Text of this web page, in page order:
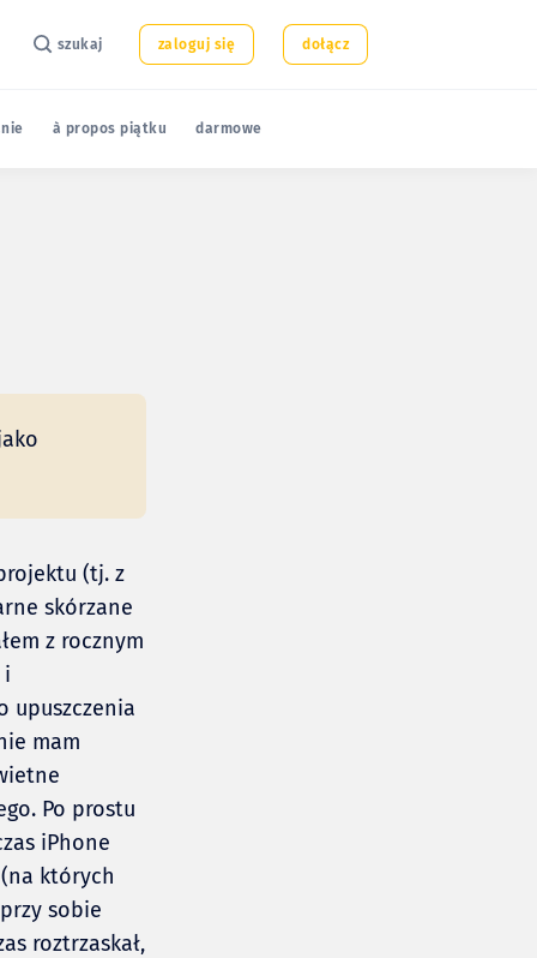
szukaj zaloguj się dołącz
à propos piątku darmowe
(tj. z
skórzane
z rocznym
i
upuszczenia
mam
Po prostu
iPhone
których
sobie
roztrzaskał,